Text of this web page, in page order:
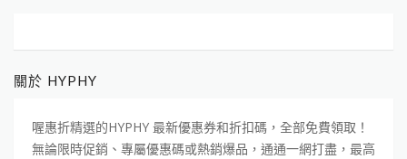
關於 HYPHY
喔惠折精選的HYPHY 最新優惠券和折扣碼，全部免費領取！
無論限時促銷、專屬優惠碼或熱銷爆品，通通一網打盡，最高